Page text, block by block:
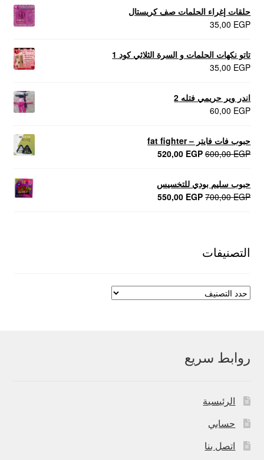
حلقات إغراء الحلمات صف كريستال
35,00 EGP
تاتو نكهات الحلمات و السرة الثلاثي كود 1
35,00 EGP
اندر وير حريمي فتله 2
60,00 EGP
حبوب فات فايتر – fat fighter
600,00EGP
السعر
600,00 EGP.
520,00 EGP
السعر
520,00 EGP.
حبوب سليم بودي للتخسيس
700,00EGP
السعر550,00 EGP
السعر
التصنيفات
روابط سريع
الرئيسية
حسابي
اتصل بنا